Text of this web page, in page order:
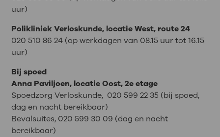
uur)
Polikliniek Verloskunde, locatie West, route 24
020 510 86 24 (op werkdagen van 08.15 uur tot 16.15
uur)
Bij spoed
Anna Paviljoen, locatie Oost, 2e etage
Spoedzorg Verloskunde, 020 599 22 35 (bij spoed,
dag en nacht bereikbaar)
Bevalsuites, 020 599 30 09 (dag en nacht
bereikbaar)